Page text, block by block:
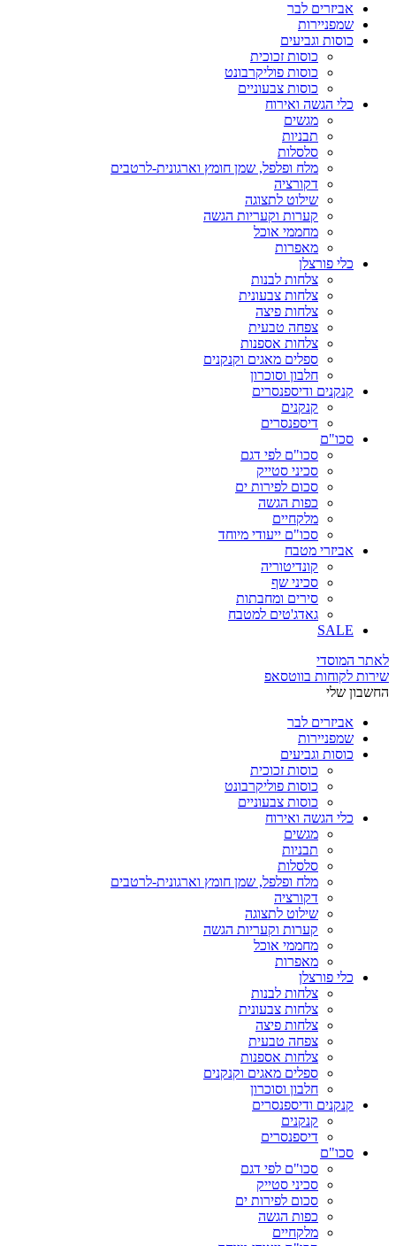
אביזרים לבר
שמפניירות
כוסות וגביעים
כוסות זכוכית
כוסות פוליקרבונט
כוסות צבעוניים
כלי הגשה ואירוח
מגשים
תבניות
סלסלות
מלח ופלפל, שמן חומץ וארגונית-לרטבים
דקורציה
שילוט לתצוגה
קערות וקעריות הגשה
מחממי אוכל
מאפרות
כלי פורצלן
צלחות לבנות
צלחות צבעונית
צלחות פיצה
צפחה טבעית
צלחות אספנות
ספלים מאגים וקנקנים
חלבון וסוכרון
קנקנים ודיספנסרים
קנקנים
דיספנסרים
סכו"ם
סכו"ם לפי דגם
סכיני סטייק
סכום לפירות ים
כפות הגשה
מלקחיים
סכו"ם ייעודי מיוחד
אביזרי מטבח
קונדיטוריה
סכיני שף
סירים ומחבתות
גאדג'טים למטבח
SALE
לאתר המוסדי
שירות לקוחות בווטסאפ
החשבון שלי
אביזרים לבר
שמפניירות
כוסות וגביעים
כוסות זכוכית
כוסות פוליקרבונט
כוסות צבעוניים
כלי הגשה ואירוח
מגשים
תבניות
סלסלות
מלח ופלפל, שמן חומץ וארגונית-לרטבים
דקורציה
שילוט לתצוגה
קערות וקעריות הגשה
מחממי אוכל
מאפרות
כלי פורצלן
צלחות לבנות
צלחות צבעונית
צלחות פיצה
צפחה טבעית
צלחות אספנות
ספלים מאגים וקנקנים
חלבון וסוכרון
קנקנים ודיספנסרים
קנקנים
דיספנסרים
סכו"ם
סכו"ם לפי דגם
סכיני סטייק
סכום לפירות ים
כפות הגשה
מלקחיים